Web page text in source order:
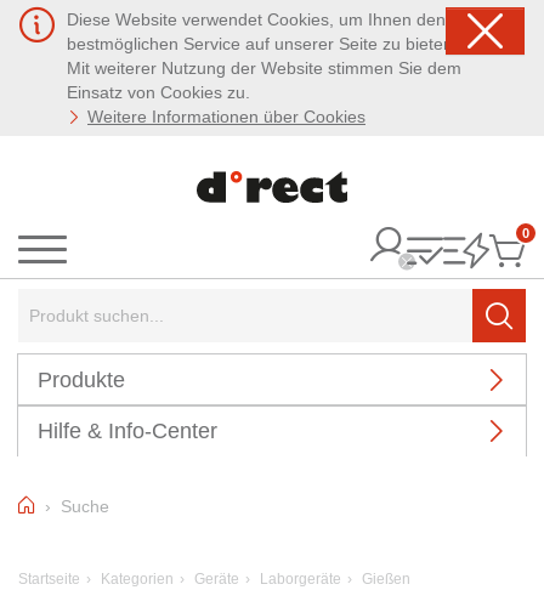
Diese Website verwendet Cookies, um Ihnen den
bestmöglichen Service auf unserer Seite zu bieten.
Mit weiterer Nutzung der Website stimmen Sie dem
Einsatz von Cookies zu.
Weitere Informationen über Cookies
Menü
0
Produkte
Hilfe & Info-Center
HomeSuche
Startseite Kategorien Geräte Laborgeräte Gießen